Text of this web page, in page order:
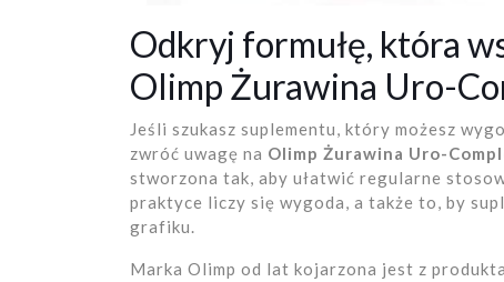
Odkryj formułę, która
Olimp Żurawina Uro-
Jeśli szukasz suplementu, który możesz
zwróć uwagę na Olimp Żurawina Uro-
stworzona tak, aby ułatwić regularne
praktyce liczy się wygoda, a także to, by
grafiku.
Marka Olimp od lat kojarzona jest z